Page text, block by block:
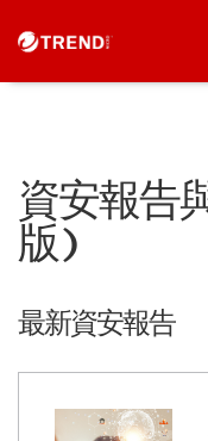
資安報告
版)
最新資安報告